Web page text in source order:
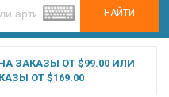
НАЙТИ
ЗАКАЗЫ ОТ $99.00 ИЛИ
ОТ $169.00